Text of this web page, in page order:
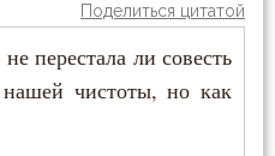
(Плиханков)
Поделиться цитатой
перестала ли совесть
чистоты, но как